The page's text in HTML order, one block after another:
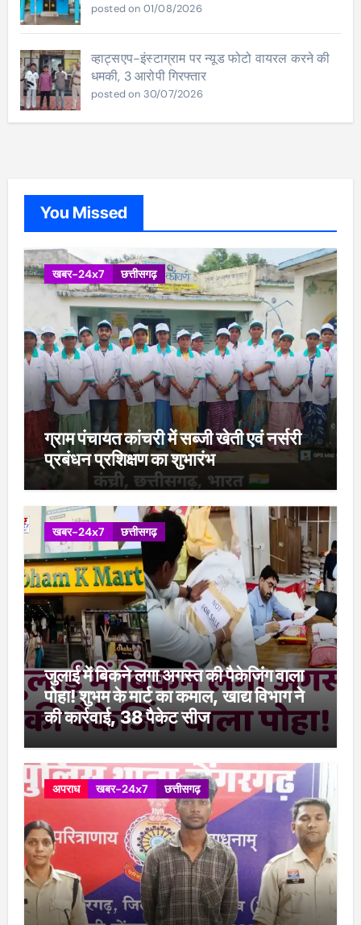
posted on 01/08/2026
व्हाट्सएप-इंस्टाग्राम पर न्यूड फोटो वायरल करने की
धमकी, 3 आरोपी गिरफ्तार
posted on 30/07/2026
You Missed
खबर-24x7 छत्तीसगढ़
ग्राम पंचायत कांचरी में सब्जी खेती एवं नर्सरी
प्रबंधन प्रशिक्षण का शुभारंभ
खबर-24x7 छत्तीसगढ़
जुलाई में बिकने लगा अगस्त की पैकेजिंग वाला
पोहा! शुभम के मार्ट का कमाल, खाद्य विभाग ने
की कार्रवाई, 38 पैकेट सीज
अपराध खबर-24x7 छत्तीसगढ़